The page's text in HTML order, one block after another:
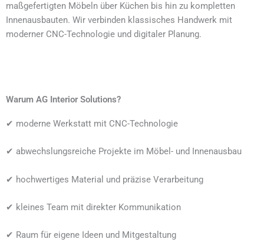
maßgefertigten Möbeln über Küchen bis hin zu kompletten
Innenausbauten. Wir verbinden klassisches Handwerk mit
moderner CNC-Technologie und digitaler Planung.
Warum AG Interior Solutions?
✔ moderne Werkstatt mit CNC-Technologie
✔ abwechslungsreiche Projekte im Möbel- und Innenausbau
✔ hochwertiges Material und präzise Verarbeitung
✔ kleines Team mit direkter Kommunikation
✔ Raum für eigene Ideen und Mitgestaltung